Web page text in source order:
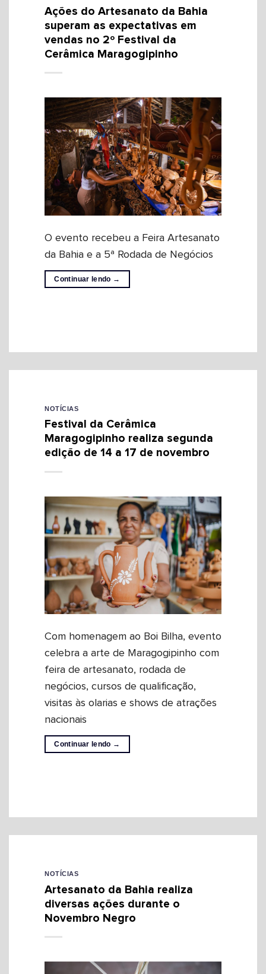
Ações do Artesanato da Bahia
superam as expectativas em
vendas no 2º Festival da
Cerâmica Maragogipinho
O evento recebeu a Feira Artesanato
da Bahia e a 5ª Rodada de Negócios
Continuar lendo →
NOTÍCIAS
Festival da Cerâmica
Maragogipinho realiza segunda
edição de 14 a 17 de novembro
Com homenagem ao Boi Bilha, evento
celebra a arte de Maragogipinho com
feira de artesanato, rodada de
negócios, cursos de qualificação,
visitas às olarias e shows de atrações
nacionais
Continuar lendo →
NOTÍCIAS
Artesanato da Bahia realiza
diversas ações durante o
Novembro Negro